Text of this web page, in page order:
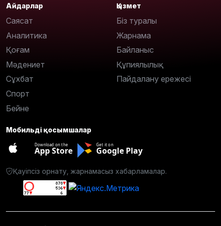
Айдарлар
Саясат
Аналитика
Қоғам
Мәдениет
Сұхбат
Спорт
Бейне
Қызмет
Біз туралы
Жарнама
Байланыс
Құпиялылық
Пайдалану ережесі
Мобильді қосымшалар
Download on the
App Store
Get it on
Google Play
Қауіпсіз орнату, жарнамасыз хабарламалар.